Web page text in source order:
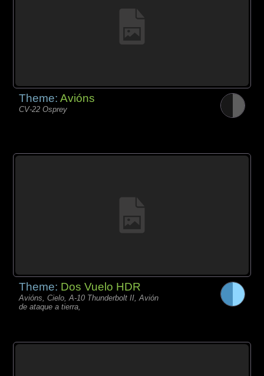
Theme:Avións
CV-22 Osprey
Theme: Dos Vuelo HDR
Avións, Cielo, A-10 Thunderbolt II, Avión
de ataque a tierra,